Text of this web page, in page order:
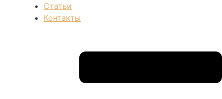
Статьи
Контакты